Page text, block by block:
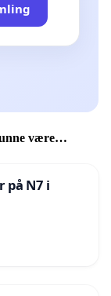
være
på N7 i